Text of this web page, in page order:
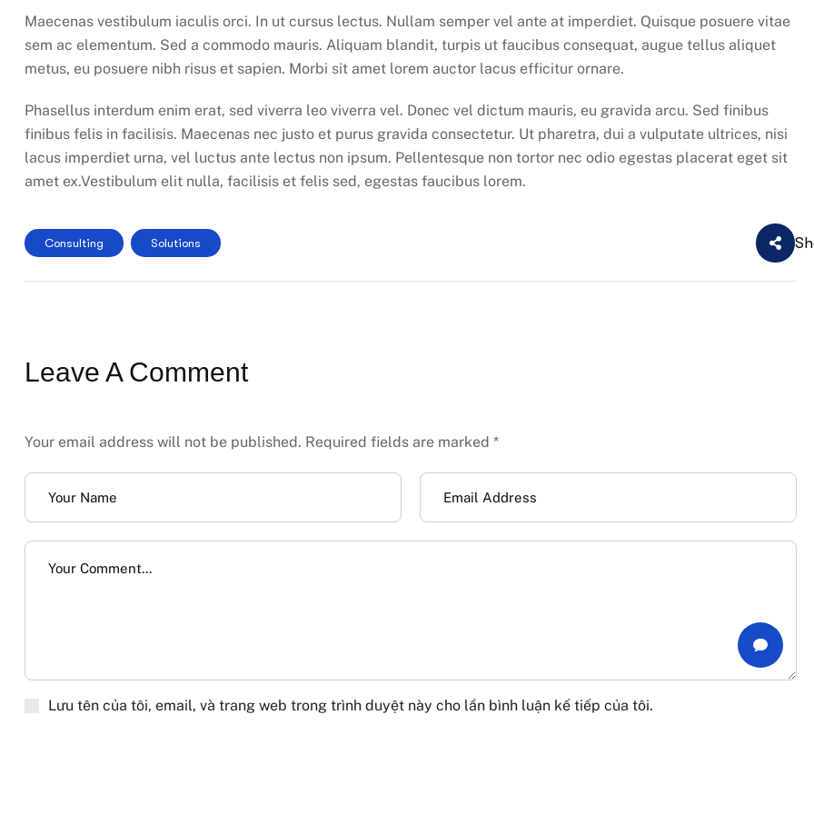
Maecenas vestibulum iaculis orci. In ut cursus lectus. Nullam semper vel ante at imperdiet. Quisque posuere vitae
sem ac elementum. Sed a commodo mauris. Aliquam blandit, turpis ut faucibus consequat, augue tellus aliquet
metus, eu posuere nibh risus et sapien. Morbi sit amet lorem auctor lacus efficitur ornare.
Phasellus interdum enim erat, sed viverra leo viverra vel. Donec vel dictum mauris, eu gravida arcu. Sed finibus
finibus felis in facilisis. Maecenas nec justo et purus gravida consectetur. Ut pharetra, dui a vulputate ultrices, nisi
lacus imperdiet urna, vel luctus ante lectus non ipsum. Pellentesque non tortor nec odio egestas placerat eget sit
amet ex.Vestibulum elit nulla, facilisis et felis sed, egestas faucibus lorem.
Consulting Solutions
Leave A Comment
Your email address will not be published. Required fields are marked *
Lưu tên của tôi, email, và trang web trong trình duyệt này cho lần bình luận kế tiếp của tôi.